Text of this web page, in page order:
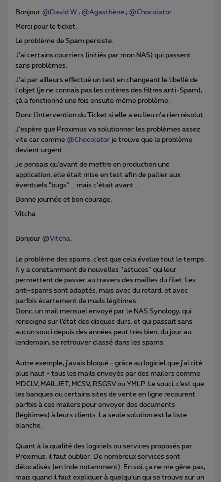
Bonjour @David W ; @Agasthène ; @Chocolator
Merci pour le ticket.
Le problème de Spam persiste.
J'ai certains courriers (initiés par mon NAS) qui passent
sans problèmes.
J'ai par ailleurs effectué un test en changeant le libellé de
l'objet (je ne connais pas les critères des filtres anti-Spam),
çà a fonctionné une fois ensuite même problème.
Donc l'intervention du Ticket si elle a eu lieu n'a rien résolut.
J'espère que Proximus va solutionner les problèmes assez
vite car comme @Chocolator je trouve que le problème
devient urgent…
Je pensais qu'avant de mettre en production une
application, elle était mise en test afin de pallier aux
éventuels "bugs" … mais c'était avant …
Bonne journée et bon courage.
Vitcha
Bonjour @Vitcha,
Le problème des spams, c’est que cela évolue tout le temps.
Il y a constamment de nouvelles “astuces” qui leur
permettent de passer au travers des mailles du filet. Les
anti-spams sont adaptés, mais avec du retard, et avec
parfois écartement de mails légitimes.
Donc, un mail mensuel envoyé par le NAS Synology, qui
renseigne sur l’état des disques durs, et qui passait sans
aucun souci depuis des années peut très bien, du jour au
lendemain, se retrouver classé dans les spams.
Autre exemple, j’avais bloqué - grâce au logiciel que j’ai cité
plus haut - tous les mails envoyés par des mailers comme
MDCLV, MAILJET, MCSV, RSGSV ou YMLP. Le souci, c’est que
les banques ou certains sites de vente en ligne recourent
parfois à ces mailers pour envoyer des documents
(légitimes) à leurs clients. La seule solution est la liste
blanche.
Quant à la qualité des logiciels ou services proposés par
Proximus, il faut oublier. De nombreux services sont
délocalisés (en Inde notamment). En soi, ça ne me gêne pas,
mais quand il faut expliquer à quelqu’un qui se trouve sur un